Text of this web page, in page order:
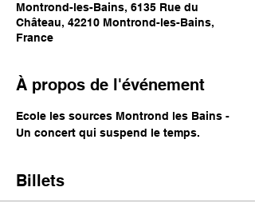
Montrond-les-Bains, 6135 Rue du
Château, 42210 Montrond-les-Bains,
France
À propos de l'événement
Ecole les sources Montrond les Bains -
Un concert qui suspend le temps.
Billets